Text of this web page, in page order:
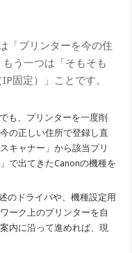
「プリンターを今の住
う一つは「そもそも
固定）」ことです。
も、プリンターを一度削
の正しい住所で登録し直
キャナー」から該当プリ
で出てきたCanonの機種を
のドライバや、機種設定用
ーク上のプリンターを自
内に沿って進めれば、現